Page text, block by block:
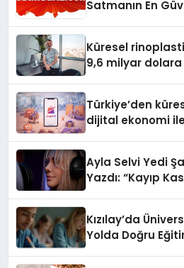
Satmanın En
Küresel rinoplasti
9,6 milyar
Türkiye’den
dijital ekonomi
Ayla Selvi Yedi
Yazdı: “Kayıp
Kızılay’da
Yolda Doğru